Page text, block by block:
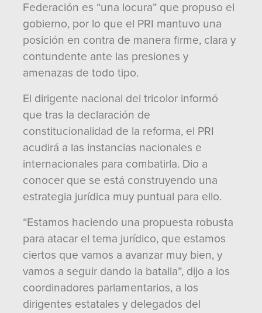
Federación es “una locura” que propuso el
gobierno, por lo que el PRI mantuvo una
posición en contra de manera firme, clara y
contundente ante las presiones y
amenazas de todo tipo.
El dirigente nacional del tricolor informó
que tras la declaración de
constitucionalidad de la reforma, el PRI
acudirá a las instancias nacionales e
internacionales para combatirla. Dio a
conocer que se está construyendo una
estrategia jurídica muy puntual para ello.
“Estamos haciendo una propuesta robusta
para atacar el tema jurídico, que estamos
ciertos que vamos a avanzar muy bien, y
vamos a seguir dando la batalla”, dijo a los
coordinadores parlamentarios, a los
dirigentes estatales y delegados del